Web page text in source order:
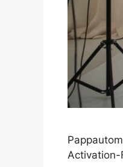
Activation-